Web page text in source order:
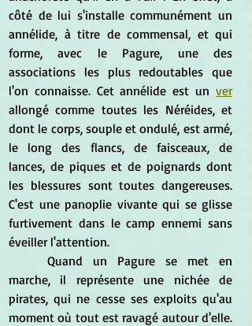
côté de lui s'installe communément un
annélide, à titre de commensal, et qui
forme, avec le Pagure, une des
associations les plus redoutables que
l'on connaisse. Cet annélide est un ver
allongé comme toutes les Néréides, et
dont le corps, souple et ondulé, est armé,
le long des flancs, de faisceaux, de
lances, de piques et de poignards dont
les blessures sont toutes dangereuses.
C'est une panoplie vivante qui se glisse
furtivement dans le camp ennemi sans
éveiller l'attention.
marche, il représente une nichée de
pirates, qui ne cesse ses exploits qu'au
moment où tout est ravagé autour d'elle.